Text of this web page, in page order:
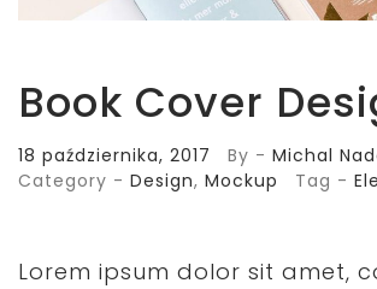
Book Cover
18 października, 2017 By - Michal
Category - Design, Mockup Tag -
Lorem ipsum dolor sit amet,